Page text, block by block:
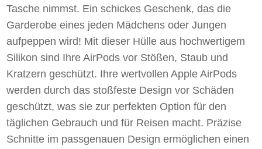
Tasche nimmst. Ein schickes Geschenk, das die
Garderobe eines jeden Mädchens oder Jungen
aufpeppen wird! Mit dieser Hülle aus hochwertigem
Silikon sind Ihre AirPods vor Stößen, Staub und
Kratzern geschützt. Ihre wertvollen Apple AirPods
werden durch das stoßfeste Design vor Schäden
geschützt, was sie zur perfekten Option für den
täglichen Gebrauch und für Reisen macht. Präzise
Schnitte im passgenauen Design ermöglichen einen